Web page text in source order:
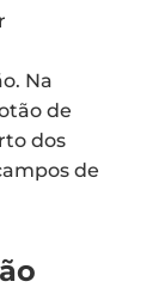
Na
de
dos
de